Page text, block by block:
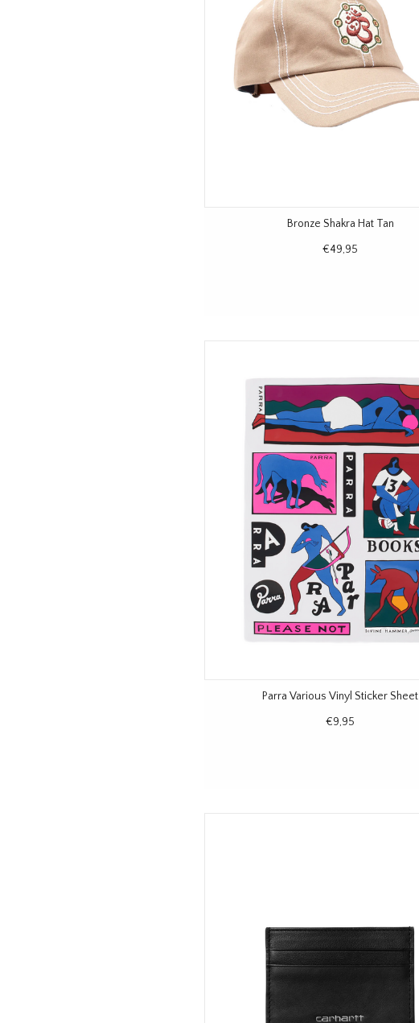
Bronze Shakra Hat Tan
€49,95
Parra Various Vinyl Sticker Sheet
€9,95